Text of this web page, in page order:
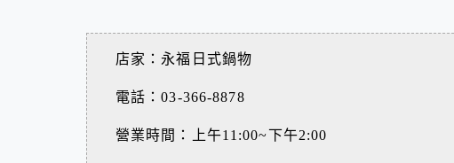
店家：永福日式鍋物
電話：03-366-8878
營業時間：上午11:00~下午2:00